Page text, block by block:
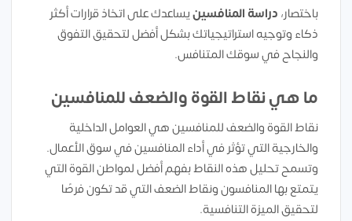
باختصار، دراسة المنافسينيساعدك على اتخاذ قرارات أكثر
ذكاء وتوجيه استراتيجياتك بشكل أفضل لتحقيق التفوق
والنجاح في سوقك المتنافس.
ما هي نقاط القوة والضعف للمنافسين
نقاط القوة والضعف للمنافسين هي العوامل الداخلية
والخارجية التي تؤثر في أداء المنافسين في سوق الأعمال.
وتسمح تحليل هذه النقاط بفهم أفضل لمواطن القوة التي
يتمتع بها المنافسون ونقاط الضعف التي قد تكون فرصًا
لتحقيق الميزة التنافسية.